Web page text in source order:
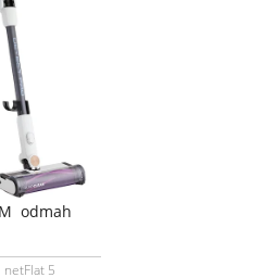
odmah
5